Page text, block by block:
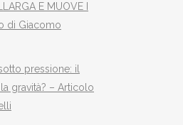
E MUOVE I
di Giacomo
pressione: il
gravità? – Articolo